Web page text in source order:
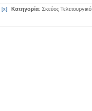
[x] Κατηγορία: Σκεύος Τελετουργικό